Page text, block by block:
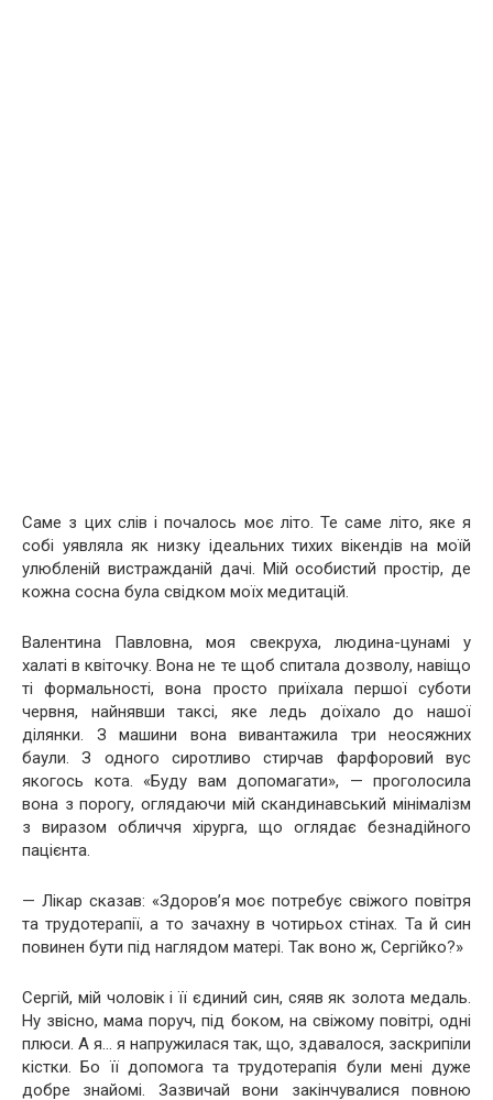
Саме з цих слів і почалось моє літо. Те саме літо, яке я
собі уявляла як низку ідеальних тихих вікендів на моїй
улюбленій вистражданій дачі. Мій особистий простір, де
кожна сосна була свідком моїх медитацій.
Валентина Павловна, моя свекруха, людина-цунамі у
халаті в квіточку. Вона не те щоб спитала дозволу, навіщо
ті формальності, вона просто приїхала першої суботи
червня, найнявши таксі, яке ледь доїхало до нашої
ділянки. З машини вона вивантажила три неосяжних
баули. З одного сиротливо стирчав фарфоровий вус
якогось кота. «Буду вам допомагати», — проголосила
вона з порогу, оглядаючи мій скандинавський мінімалізм
з виразом обличчя хірурга, що оглядає безнадійного
пацієнта.
— Лікар сказав: «Здоров’я моє потребує свіжого повітря
та трудотерапії, а то зачахну в чотирьох стінах. Та й син
повинен бути під наглядом матері. Так воно ж, Сергійко?»
Сергій, мій чоловік і її єдиний син, сяяв як золота медаль.
Ну звісно, мама поруч, під боком, на свіжому повітрі, одні
плюси. А я… я напружилася так, що, здавалося, заскрипіли
кістки. Бо її допомога та трудотерапія були мені дуже
добре знайомі. Зазвичай вони закінчувалися повною